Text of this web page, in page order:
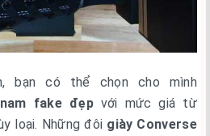
bạn có thể chọn cho mình
fake đẹpvới mức giá từ
loại. Những đôi giày Converse